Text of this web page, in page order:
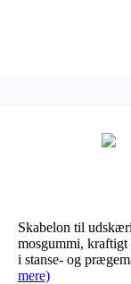
Skabelon til
mosgummi,
i stanse- og
mere)